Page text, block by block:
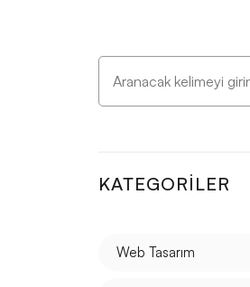
KATEGORILER
Web Tasarım